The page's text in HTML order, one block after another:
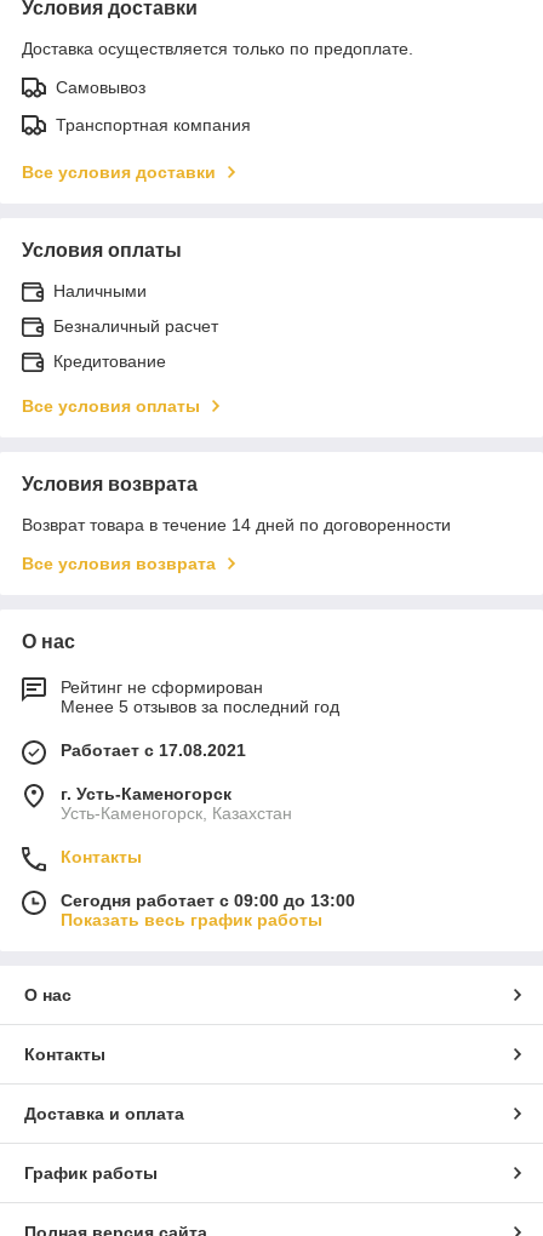
Условия доставки
Доставка осуществляется только по предоплате.
Самовывоз
Транспортная компания
Все условия доставки
Условия оплаты
Наличными
Безналичный расчет
Кредитование
Все условия оплаты
Условия возврата
Возврат товара в течение 14 дней по договоренности
Все условия возврата
О нас
Рейтинг не сформирован
Менее 5 отзывов за последний год
Работает с 17.08.2021
г. Усть-Каменогорск
Усть-Каменогорск, Казахстан
Контакты
Сегодня работает с 09:00 до 13:00
Показать весь график работы
О нас
Контакты
Доставка и оплата
График работы
Полная версия сайта